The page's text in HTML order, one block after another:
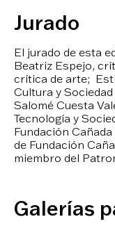
Jurado
El jurado de esta
Beatriz Espejo,
crítica de arte;
Cultura y
Salomé Cuesta
Tecnología y
Fundación
de Fundación
miembro del
Galerías